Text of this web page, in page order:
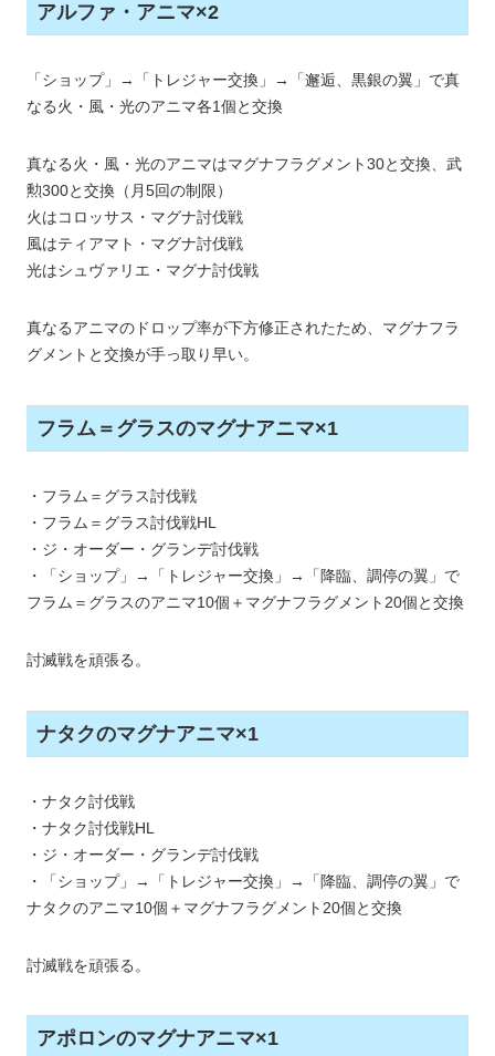
アルファ・アニマ×2
「ショップ」→「トレジャー交換」→「邂逅、黒銀の翼」で真
なる火・風・光のアニマ各1個と交換
真なる火・風・光のアニマはマグナフラグメント30と交換、武
勲300と交換（月5回の制限）
火はコロッサス・マグナ討伐戦
風はティアマト・マグナ討伐戦
光はシュヴァリエ・マグナ討伐戦
真なるアニマのドロップ率が下方修正されたため、マグナフラ
グメントと交換が手っ取り早い。
フラム＝グラスのマグナアニマ×1
・フラム＝グラス討伐戦
・フラム＝グラス討伐戦HL
・ジ・オーダー・グランデ討伐戦
・「ショップ」→「トレジャー交換」→「降臨、調停の翼」で
フラム＝グラスのアニマ10個＋マグナフラグメント20個と交換
討滅戦を頑張る。
ナタクのマグナアニマ×1
・ナタク討伐戦
・ナタク討伐戦HL
・ジ・オーダー・グランデ討伐戦
・「ショップ」→「トレジャー交換」→「降臨、調停の翼」で
ナタクのアニマ10個＋マグナフラグメント20個と交換
討滅戦を頑張る。
アポロンのマグナアニマ×1